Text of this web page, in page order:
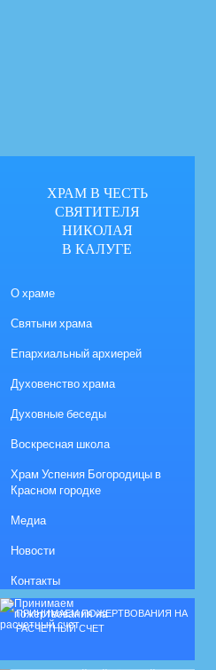
ХРАМ В ЧЕСТЬ
СВЯТИТЕЛЯ
НИКОЛАЯ
В КАЛУГЕ
О храме
Святыни храма
Епархиальный архиерей
Духовенство храма
Духовные беседы
Воскресная школа
Храм Успения Богородицы в
Красном городке
Медиа
Новости
Контакты
ПРИНИМАЕМ ПОЖЕРТВОВАНИЯ НА
РАСЧЕТНЫЙ СЧЕТ